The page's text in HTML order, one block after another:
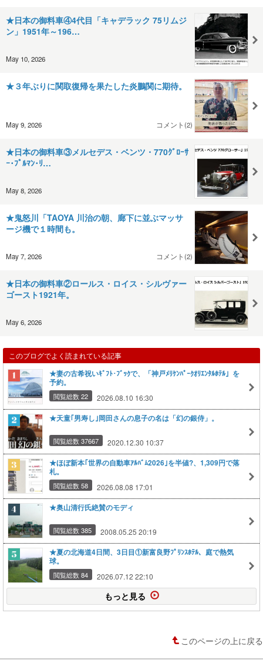
★日本の御料車④4代目「キャデラック 75リムジ
ン」1951年～196…
May 10, 2026
★３年ぶりに関取復帰を果たした炎鵬関に期待。
May 9, 2026 コメント(2)
★日本の御料車③メルセデス・ベンツ・770ｸﾞﾛｰｻ
ｰ･ﾌﾟﾙﾏﾝ･ﾘ…
May 8, 2026
★鬼怒川「TAOYA 川治の朝、廊下に並ぶマッサ
ージ機で１時間も。
May 7, 2026 コメント(2)
★日本の御料車②ロールス・ロイス・シルヴァー
ゴースト1921年。
May 6, 2026
このブログでよく読まれている記事
★妻の古希祝いｷﾞﾌﾄ･ﾌﾞｯｸで、「神戸ﾒﾘｹﾝﾊﾟｰｸｵﾘｴﾝﾀﾙﾎﾃﾙ」を
予約。
閲覧総数 22 2026.08.10 16:30
★天童｢男寿し｣岡田さんの息子の名は「幻の銀侍」。
閲覧総数 37667 2020.12.30 10:37
★ほぼ新本｢世界の自動車ｱﾙﾊﾞﾑ2026｣を半値?、1,309円で落
札。
閲覧総数 58 2026.08.08 17:01
★奥山清行氏絶賛のモディ
閲覧総数 385 2008.05.25 20:19
★夏の北海道4日間、3日目①新富良野ﾌﾟﾘﾝｽﾎﾃﾙ、庭で熱気
球。
閲覧総数 84 2026.07.12 22:10
もっと見る
このページの上に戻る